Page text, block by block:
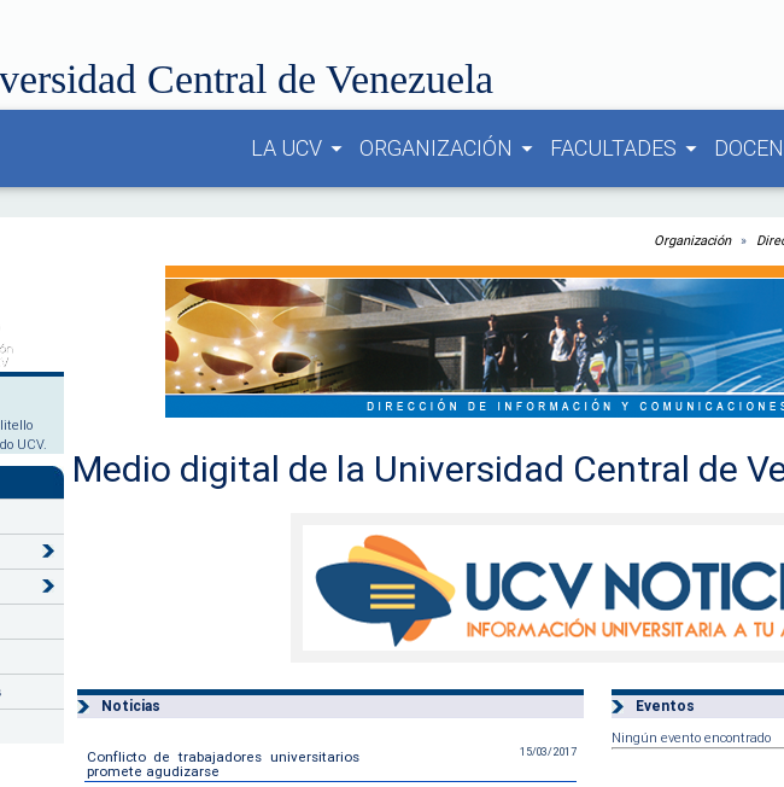
Central de Venezuela
LA UCV arrow_drop_down ORGANIZACIÓN arrow_drop_down FACULTADES arrow_drop_down
UCV.
Organización
Medio digital de la Universidad Central de
Noticias
15/03/2017
Conflicto de trabajadores universitarios
promete agudizarse
Eventos
Ningún evento encontrado